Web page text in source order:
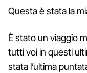
Questa è stata la
È stato un viaggio
tutti voi in questi
stata l’ultima